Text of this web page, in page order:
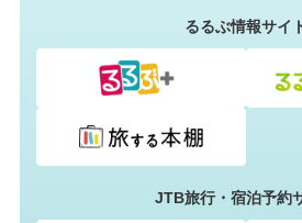
るるぶ情報サイ
JTB旅行・宿泊予約